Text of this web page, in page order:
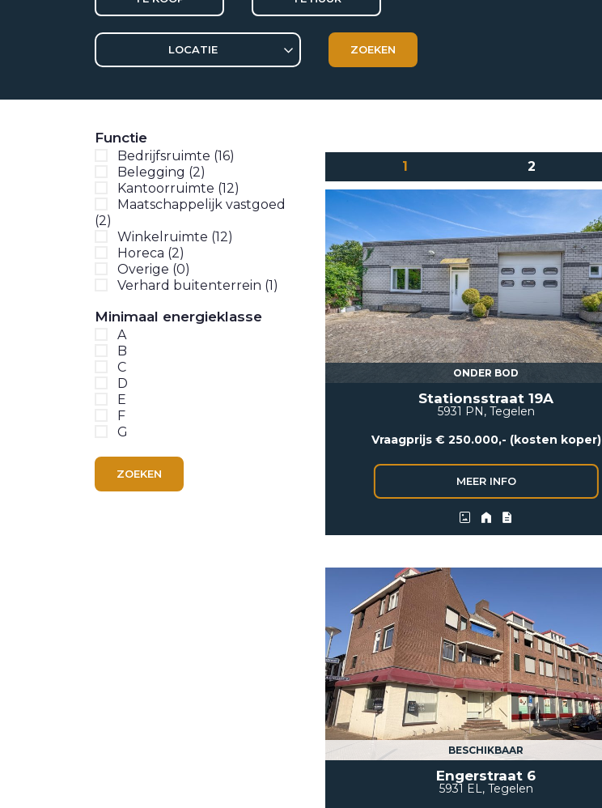
OVER ONS
AANBOD
LOCATIE
Functie
Bedrijfsruimte (16)
Belegging (2)
Kantoorruimte (12)
Maatschappelijk vastgoed
(2)
Winkelruimte (12)
Horeca (2)
Overige (0)
Verhard buitenterrein (1)
Minimaal energieklasse
A
B
C
D
E
F
G
1 2
ONDER BOD
Stationsstraat 19A
5931 PN, Tegelen
Vraagprijs € 250.000,- (kosten koper)
BESCHIKBAAR
Engerstraat 6
5931 EL, Tegelen